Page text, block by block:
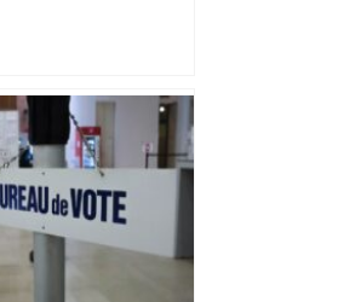
avec
et menacé de
la justice le pense